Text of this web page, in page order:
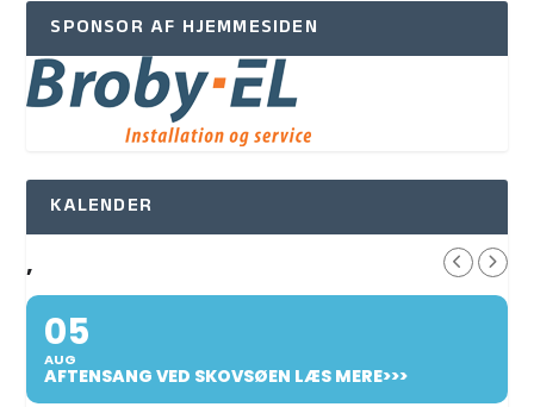
SPONSOR AF HJEMMESIDEN
KALENDER
,
05
AUG
AFTENSANG VED SKOVSØEN LÆS MERE>>>